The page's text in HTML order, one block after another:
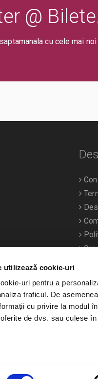
utilizează cookie-uri
uri pentru a
traficul. De
cu privire la modul
de dvs. sau culese
@
cu cele mai noi